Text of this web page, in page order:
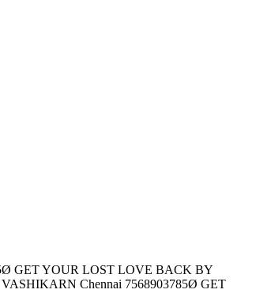
GET YOUR LOST LOVE BACK BY
Chennai 7568903785Ø GET